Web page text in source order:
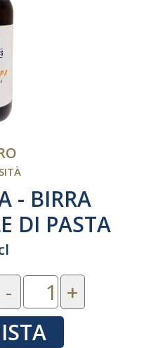
- BIRRA
DI PASTA
-
+